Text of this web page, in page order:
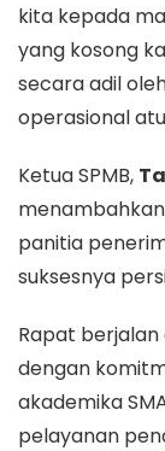
kita kepada
yang kosong
secara adil
operasional
Ketua SPMB,
panitia
suksesnya
Rapat
dengan
akademika
pelayanan